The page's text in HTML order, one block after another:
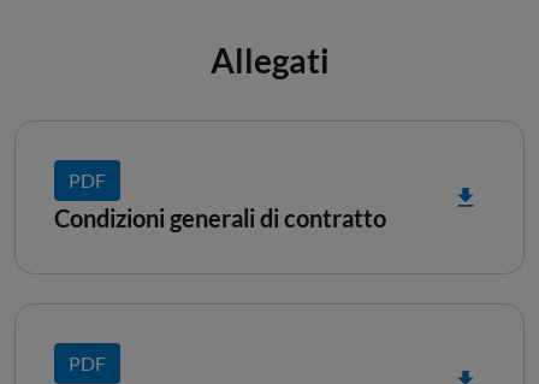
Allegati
PDF
Condizioni generali di contratto
PDF